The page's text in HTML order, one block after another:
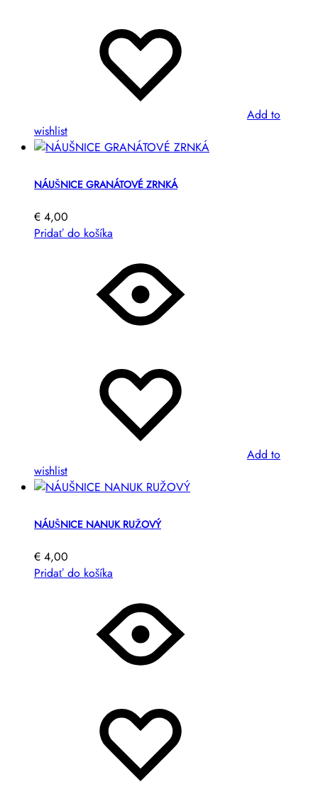
Add to
wishlist
NÁUŠNICE GRANÁTOVÉ ZRNKÁ
€ 4,00
Pridať do košíka
Add to
wishlist
NÁUŠNICE NANUK RUŽOVÝ
€ 4,00
Pridať do košíka